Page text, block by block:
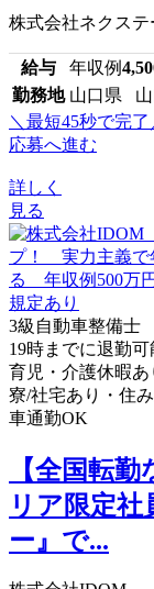
株式会社ネクステ
給与 年収例
勤務地 山口県
＼最短45秒で完了
応募へ進む
詳しく
見る
3級自動車整備士
19時までに退勤可
育児・介護休暇あ
寮/社宅あり・住
車通勤OK
【全国転
リア限定
ー』で...